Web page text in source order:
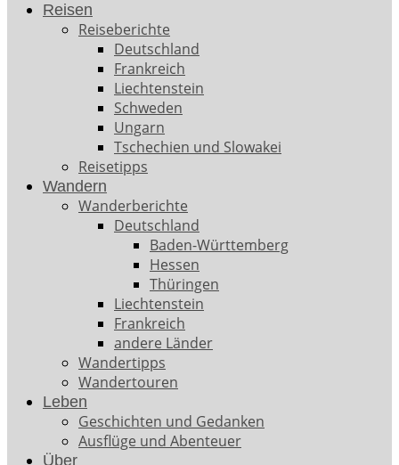
Reisen
Reiseberichte
Deutschland
Frankreich
Liechtenstein
Schweden
Ungarn
Tschechien und Slowakei
Reisetipps
Wandern
Wanderberichte
Deutschland
Baden-Württemberg
Hessen
Thüringen
Liechtenstein
Frankreich
andere Länder
Wandertipps
Wandertouren
Leben
Geschichten und Gedanken
Ausflüge und Abenteuer
Über